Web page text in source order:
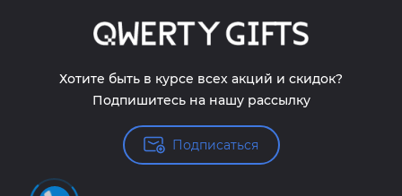
Хотите быть в курсе всех акций и скидок?
Подпишитесь на нашу рассылку
Подписаться